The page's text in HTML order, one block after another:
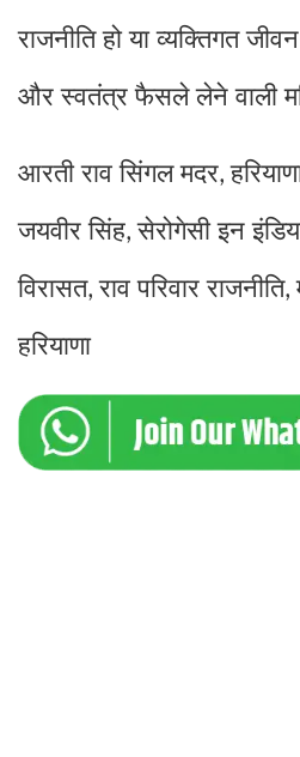
राजनीति हो या व्यक्तिगत जीवन
और स्वतंत्र फैसले लेने वाली
आरती राव सिंगल मदर,
जयवीर सिंह,सेरोगेसी इन
विरासत,राव परिवार राजनीति,
हरियाणा